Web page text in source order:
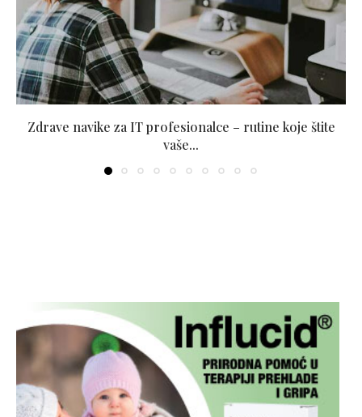
Zdrave navike za IT profesionalce – rutine koje štite
vaše...